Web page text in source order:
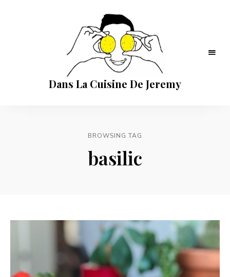
Dans La Cuisine De Jeremy
BROWSING TAG
basilic